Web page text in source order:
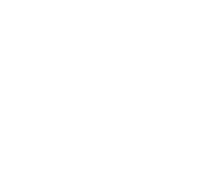
sustinetis enim, si
si quis devorat, si
Secundum
fuerimus; in quo quis